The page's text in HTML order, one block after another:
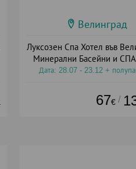
Велинград
Луксозен Спа Хотел във
Минерални Басейни и
Дата: 28.07 - 23.12 +
67€ /